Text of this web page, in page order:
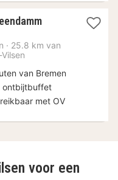
1
vanaf
· 25.8 km van
van Bremen
ontbijtbuffet
met OV
voor een